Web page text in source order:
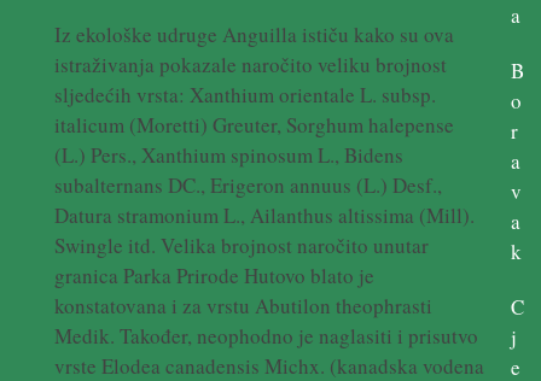
Iz ekološke udruge Anguilla ističu kako su ova
istraživanja pokazale naročito veliku brojnost
sljedećih vrsta: Xanthium orientale L. subsp.
italicum (Moretti) Greuter, Sorghum halepense
(L.) Pers., Xanthium spinosum L., Bidens
subalternans DC., Erigeron annuus (L.) Desf.,
Datura stramonium L., Ailanthus altissima (Mill).
Swingle itd. Velika brojnost naročito unutar
granica Parka Prirode Hutovo blato je
konstatovana i za vrstu Abutilon theophrasti
Medik. Također, neophodno je naglasiti i prisutvo
vrste Elodea canadensis Michx. (kanadska vodena
a
B
o
r
a
v
a
k
C
j
e